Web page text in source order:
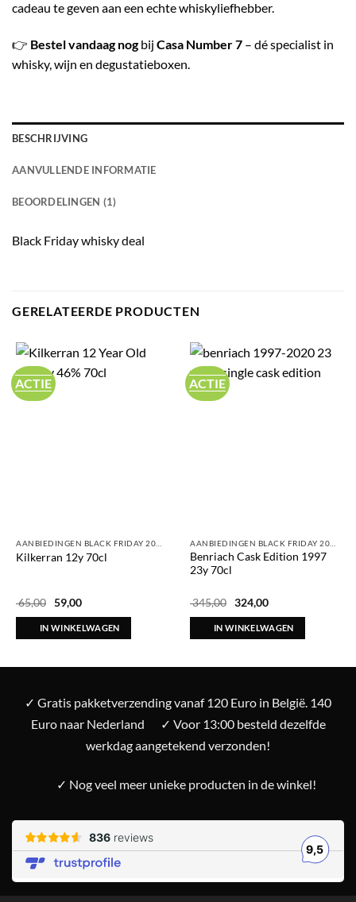
cadeau te geven aan een echte whiskyliefhebber.
👉 Bestel vandaag nogbij Casa Number 7 – dé specialist in
whisky, wijn en degustatieboxen.
BESCHRIJVING
AANVULLENDE INFORMATIE
BEOORDELINGEN (1)
Black Friday whisky deal
GERELATEERDE PRODUCTEN
ACTIE
Kilkerran 12y 70cl
65,00
Oorspronkelijke
prijs
was:
€ 65,00.
59,00Huidige
is:
€ 59,00.
IN WINKELWAGEN
ACTIE
Benriach Cask Edition 1997
23y 70cl
345,00
Oorspronkelijke
prijs
was:
€ 345,00.
324,00Huidige
is:
€ 324,00.
IN WINKELWAGEN
✓ Gratis pakketverzending vanaf 120 Euro in België. 140
Euro naar Nederland
✓ Voor 13:00 besteld dezelfde
werkdag aangetekend verzonden!
✓ Nog veel meer unieke producten in de winkel!